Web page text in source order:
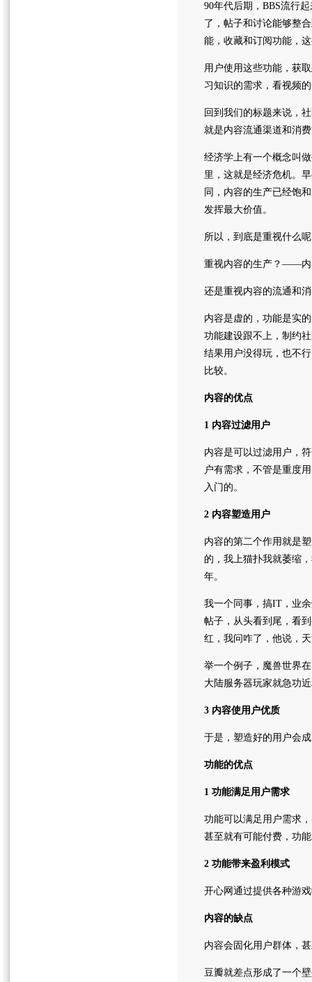
90年代后期，BBS流行
了，帖子和讨论能够整
能，收藏和订阅功能，
用户使用这些功能，获
习知识的需求，看视频
回到我们的标题来说，
就是内容流通渠道和消
经济学上有一个概念叫
里，这就是经济危机。
同，内容的生产已经饱
发挥最大价值。
所以，到底是重视什么
重视内容的生产？——内
还是重视内容的流通和
内容是虚的，功能是实
功能建设跟不上，制约
结果用户没得玩，也不
比较。
内容的优点
1 内容过滤用户
内容是可以过滤用户，
户有需求，不管是重度
入门的。
2 内容塑造用户
内容的第二个作用就是
的，我上猫扑我就萎缩
年。
我一个同事，搞IT，业
帖子，从头看到尾，看
红，我问咋了，他说，
举一个例子，魔兽世界
大陆服务器玩家就急功
3 内容使用户优质
于是，塑造好的用户会
功能的优点
1 功能满足用户需求
功能可以满足用户需求
甚至就有可能付费，功
2 功能带来盈利模式
开心网通过提供各种游
内容的缺点
内容会固化用户群体，
豆瓣就差点形成了一个